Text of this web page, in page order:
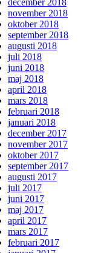
december 2018
november 2018
oktober 2018
september 2018
augusti 2018
juli 2018
juni 2018
maj 2018
april 2018
mars 2018
februari 2018
januari 2018
december 2017
november 2017
oktober 2017
september 2017
augusti 2017
juli 2017
juni 2017
maj 2017
april 2017
mars 2017
februari 2017